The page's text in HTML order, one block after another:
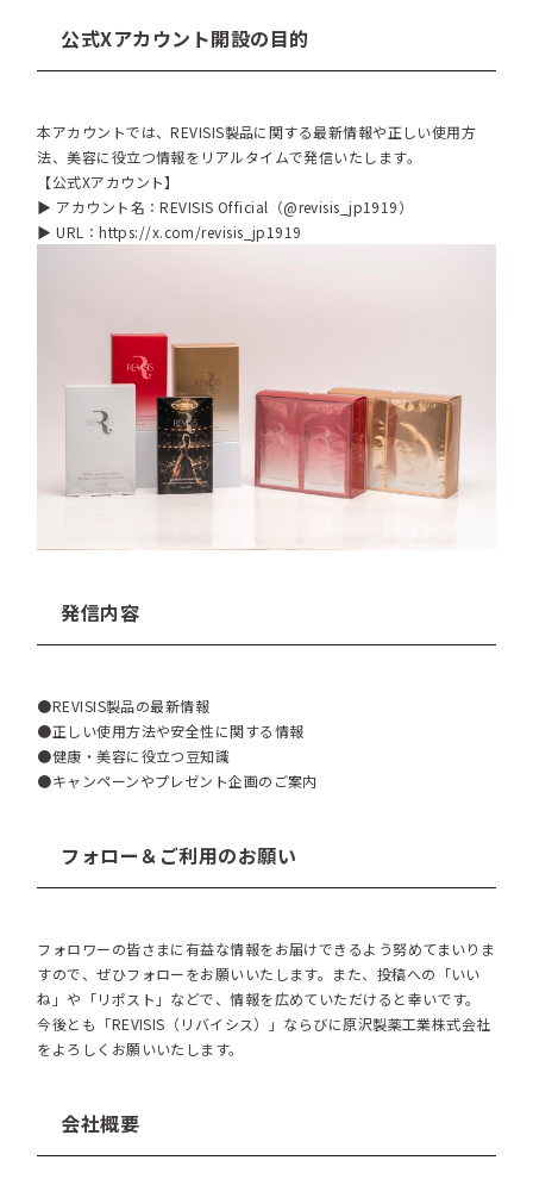
公式Xアカウント開設の目的
本アカウントでは、REVISIS製品に関する最新情報や正しい使用方
法、美容に役立つ情報をリアルタイムで発信いたします。
【公式Xアカウント】
▶ アカウント名：REVISIS Official（@revisis_jp1919）
▶ URL：https://x.com/revisis_jp1919
発信内容
●REVISIS製品の最新情報
●正しい使用方法や安全性に関する情報
●健康・美容に役立つ豆知識
●キャンペーンやプレゼント企画のご案内
フォロー＆ご利用のお願い
フォロワーの皆さまに有益な情報をお届けできるよう努めてまいりま
すので、ぜひフォローをお願いいたします。また、投稿への「いい
ね」や「リポスト」などで、情報を広めていただけると幸いです。
今後とも「REVISIS（リバイシス）」ならびに原沢製薬工業株式会社
をよろしくお願いいたします。
会社概要